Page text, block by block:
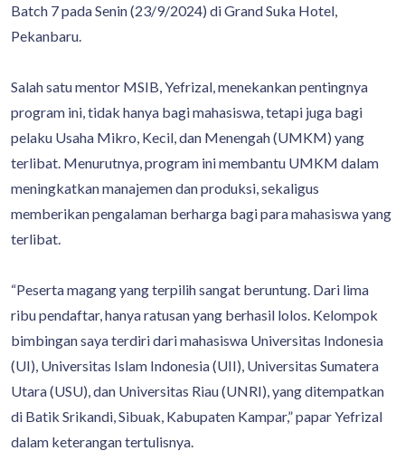
Batch 7 pada Senin (23/9/2024) di Grand Suka Hotel,
Pekanbaru.
Salah satu mentor MSIB, Yefrizal, menekankan pentingnya
program ini, tidak hanya bagi mahasiswa, tetapi juga bagi
pelaku Usaha Mikro, Kecil, dan Menengah (UMKM) yang
terlibat. Menurutnya, program ini membantu UMKM dalam
meningkatkan manajemen dan produksi, sekaligus
memberikan pengalaman berharga bagi para mahasiswa yang
terlibat.
“Peserta magang yang terpilih sangat beruntung. Dari lima
ribu pendaftar, hanya ratusan yang berhasil lolos. Kelompok
bimbingan saya terdiri dari mahasiswa Universitas Indonesia
(UI), Universitas Islam Indonesia (UII), Universitas Sumatera
Utara (USU), dan Universitas Riau (UNRI), yang ditempatkan
di Batik Srikandi, Sibuak, Kabupaten Kampar,” papar Yefrizal
dalam keterangan tertulisnya.